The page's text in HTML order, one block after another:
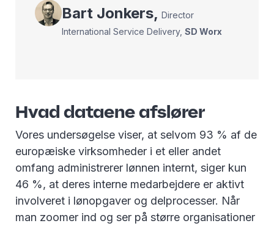
Bart Jonkers,Director
International Service Delivery,SD Worx
Hvad dataene afslører
Vores undersøgelse viser, at selvom 93 % af de
europæiske virksomheder i et eller andet
omfang administrerer lønnen internt, siger kun
46 %, at deres interne medarbejdere er aktivt
involveret i lønopgaver og delprocesser. Når
man zoomer ind og ser på større organisationer